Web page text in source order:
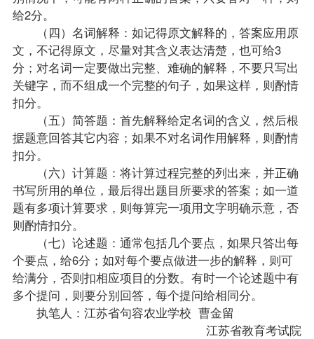
给2分。
（四）名词解释：如记得原文解释的，答案应用原
文，不记得原文，尽量对其含义表达清楚，也可给3
分；对名词一定要做出完整、难确的解释，不要只写出
关键字，而不组成一个完整的句子，如果这样，则酌情
扣分。
（五）简答题：首先解释给定名词的含义，然后根
据题意回答其它内容；如果不对名词作用解释，则酌情
扣分。
（六）计算题：将计算过程完整的列出来，并正确
书写所用的单位，最后得出题目所要求的答案；如一道
题有多项计算要求，则每算完一项用文字明确示意，否
则酌情扣分。
（七）论述题：通常包括几个要点，如果只答出每
个要点，给6分；如对每个要点做进一步的解释，则可
给满分，否则扣相应项目的分数。有时一个论述题中有
多个提问，则要分别回答，每个提问给相同分。
执笔人：江苏省句容农业学校 曹金留
江苏省教育考试院